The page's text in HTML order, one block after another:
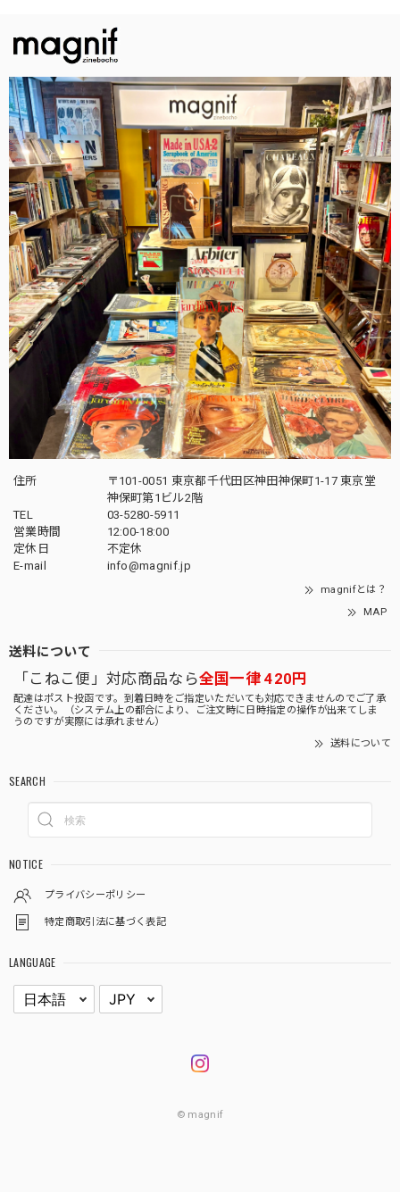
住所
〒101-0051 東京都千代田区神田神保町1-17 東京堂
神保町第1ビル2階
TEL
03-5280-5911
営業時間
12:00-18:00
定休日
不定休
E-mail
info@magnif.jp
magnifとは？
MAP
送料について
「こねこ便」対応商品なら全国一律 420円
配達はポスト投函です。到着日時をご指定いただいても対応できませんのでご了承
ください。（システム上の都合により、ご注文時に日時指定の操作が出来てしま
うのですが実際には承れません）
送料について
SEARCH
NOTICE
プライバシーポリシー
特定商取引法に基づく表記
LANGUAGE
© magnif